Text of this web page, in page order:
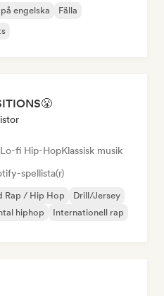
engelska
Fälla
fi Hip-HopKlassisk musik
spellista(r)
Rap / Hip Hop
Drill/Jersey
hiphop
Internationell rap